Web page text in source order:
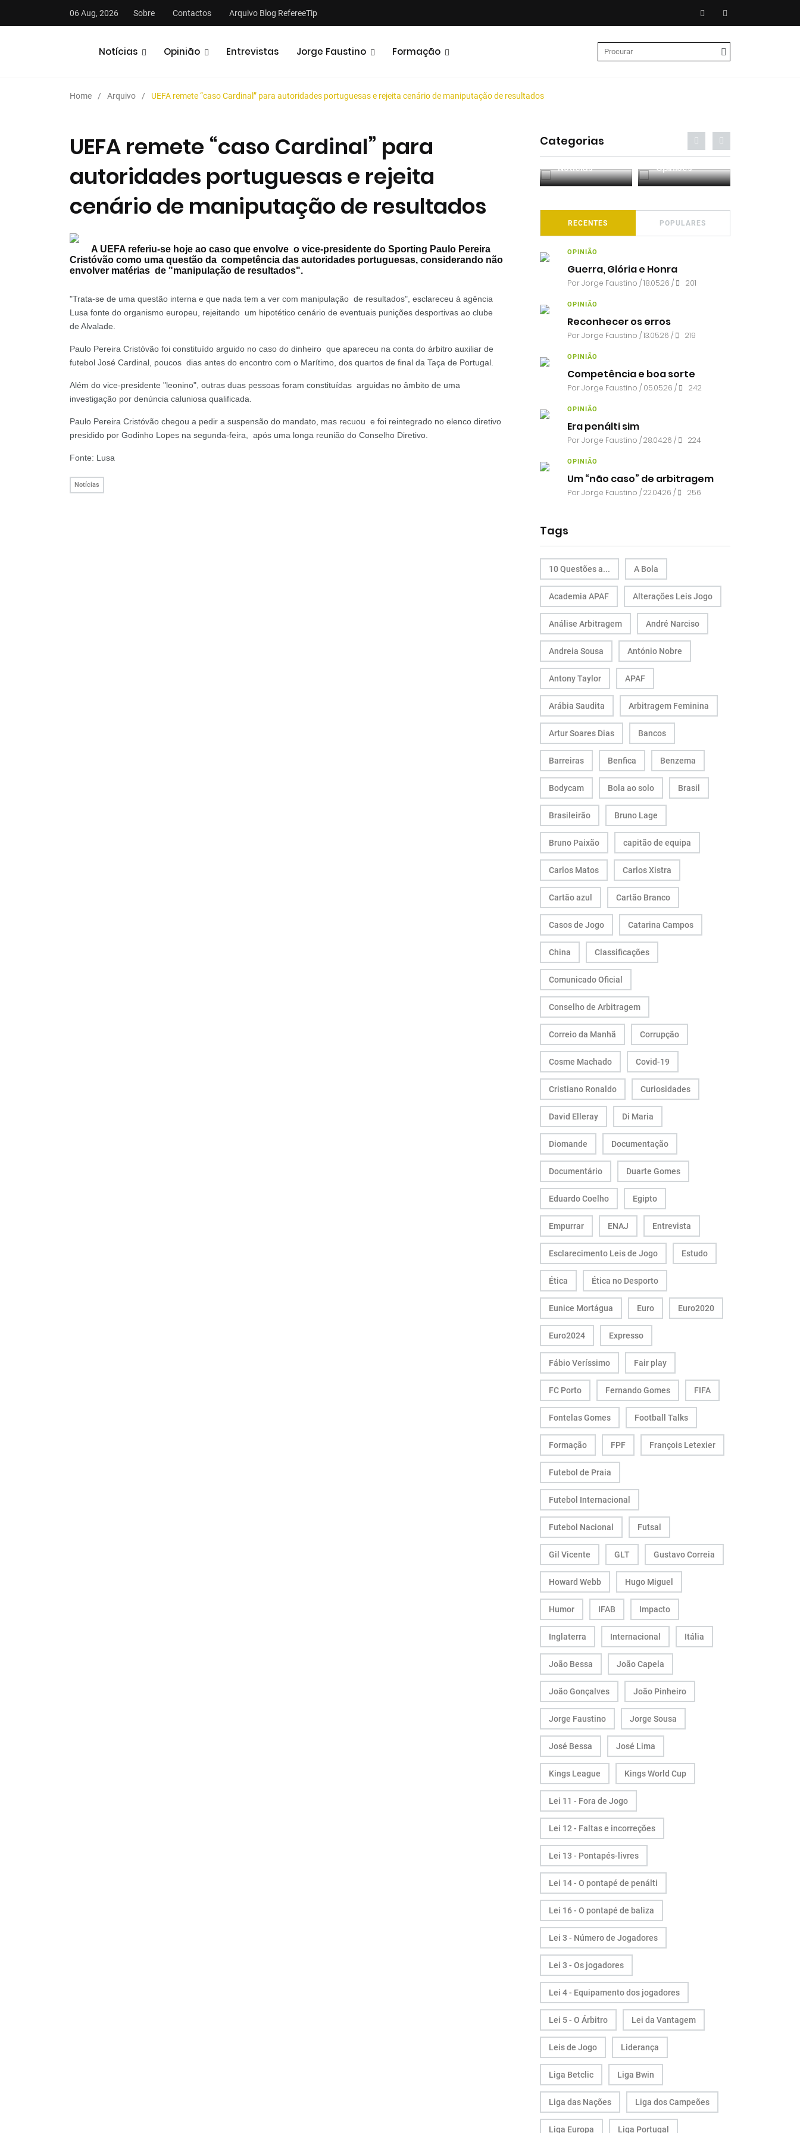
06 Aug, 2026 Sobre Contactos Arquivo Blog RefereeTip
Notícias Opinião Entrevistas Jorge Faustino Formação
Home Arquivo UEFA remete “caso Cardinal” para autoridades portuguesas e rejeita cenário de maniputação de resultados
UEFA remete “caso Cardinal” para
autoridades portuguesas e rejeita
cenário de maniputação de resultados
A UEFA referiu-se hoje ao caso que envolve o vice-presidente do Sporting Paulo Pereira
Cristóvão como uma questão da competência das autoridades portuguesas, considerando não
envolver matérias de "manipulação de resultados".
"Trata-se de uma questão interna e que nada tem a ver com manipulação de resultados", esclareceu à agência
Lusa fonte do organismo europeu, rejeitando um hipotético cenário de eventuais punições desportivas ao clube
de Alvalade.
Paulo Pereira Cristóvão foi constituído arguido no caso do dinheiro que apareceu na conta do árbitro auxiliar de
futebol José Cardinal, poucos dias antes do encontro com o Marítimo, dos quartos de final da Taça de Portugal.
Além do vice-presidente "leonino", outras duas pessoas foram constituídas arguidas no âmbito de uma
investigação por denúncia caluniosa qualificada.
Paulo Pereira Cristóvão chegou a pedir a suspensão do mandato, mas recuou e foi reintegrado no elenco diretivo
presidido por Godinho Lopes na segunda-feira, após uma longa reunião do Conselho Diretivo.
Fonte: Lusa
Notícias
Categorias
Análises Podcasts Notícias Entrevistas Análises
RECENTES POPULARES
OPINIÃO
Guerra, Glória e Honra
PorJorge Faustino / 18.05.26 / 201
OPINIÃO
Reconhecer os erros
PorJorge Faustino / 13.05.26 / 219
OPINIÃO
Competência e boa sorte
PorJorge Faustino / 05.05.26 / 242
OPINIÃO
Era penálti sim
PorJorge Faustino / 28.04.26 / 224
OPINIÃO
Um “não caso” de arbitragem
PorJorge Faustino / 22.04.26 / 256
Tags
10 Questões a... A Bola
Academia APAF Alterações Leis Jogo
Análise Arbitragem André Narciso
Andreia Sousa António Nobre
Antony Taylor APAF
Arábia Saudita Arbitragem Feminina
Artur Soares Dias Bancos
Barreiras Benfica Benzema
Bodycam Bola ao solo Brasil
Brasileirão Bruno Lage
Bruno Paixão capitão de equipa
Carlos Matos Carlos Xistra
Cartão azul Cartão Branco
Casos de Jogo Catarina Campos
China Classificações
Comunicado Oficial
Conselho de Arbitragem
Correio da Manhã Corrupção
Cosme Machado Covid-19
Cristiano Ronaldo Curiosidades
David Elleray Di Maria
Diomande Documentação
Documentário Duarte Gomes
Eduardo Coelho Egipto
Empurrar ENAJ Entrevista
Esclarecimento Leis de Jogo Estudo
Ética Ética no Desporto
Eunice Mortágua Euro Euro2020
Euro2024 Expresso
Fábio Veríssimo Fair play
FC Porto Fernando Gomes FIFA
Fontelas Gomes Football Talks
Formação FPF François Letexier
Futebol de Praia
Futebol Internacional
Futebol Nacional Futsal
Gil Vicente GLT Gustavo Correia
Howard Webb Hugo Miguel
Humor IFAB Impacto
Inglaterra Internacional Itália
João Bessa João Capela
João Gonçalves João Pinheiro
Jorge Faustino Jorge Sousa
José Bessa José Lima
Kings League Kings World Cup
Lei 11 - Fora de Jogo
Lei 12 - Faltas e incorreções
Lei 13 - Pontapés-livres
Lei 14 - O pontapé de penálti
Lei 16 - O pontapé de baliza
Lei 3 - Número de Jogadores
Lei 3 - Os jogadores
Lei 4 - Equipamento dos jogadores
Lei 5 - O Árbitro Lei da Vantagem
Leis de Jogo Liderança
Liga Betclic Liga Bwin
Liga das Nações Liga dos Campeões
Liga Europa Liga Portugal